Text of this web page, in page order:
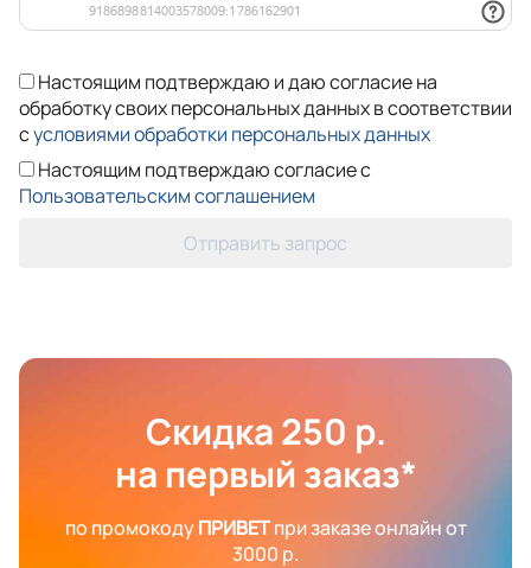
Настоящим подтверждаю и даю согласие на
обработку своих персональных данных в соответствии
сусловиями обработки персональных данных
Настоящим подтверждаю согласие с
Пользовательским соглашением
Отправить запрос
Скидка 250 р.
на первый заказ*
по промокодуПРИВЕТпри заказе онлайн от
3000 р.